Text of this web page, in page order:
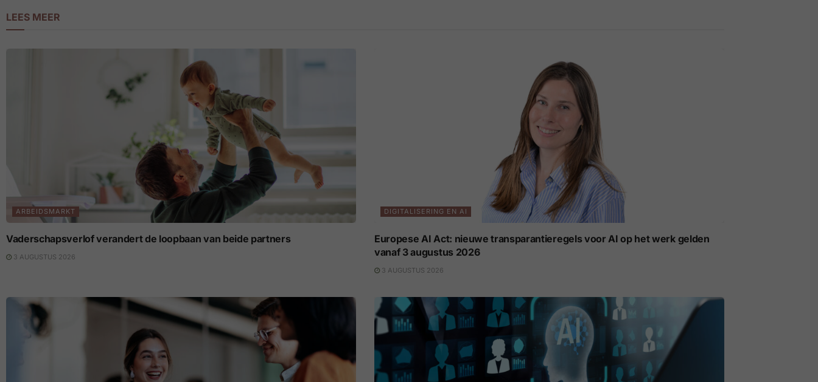
LEES MEER
ARBEIDSMARKT
Vaderschapsverlof verandert de loopbaan van beide partners
3 AUGUSTUS 2026
DIGITALISERING EN AI
Europese AI Act: nieuwe transparantieregels voor AI op het werk gelden
vanaf 3 augustus 2026
3 AUGUSTUS 2026